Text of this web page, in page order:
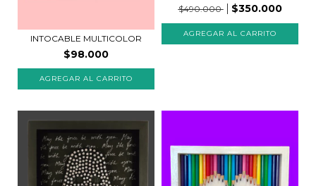
INTOCABLE MULTICOLOR
$98.000
AGREGAR AL CARRITO
$490.000
$350.000